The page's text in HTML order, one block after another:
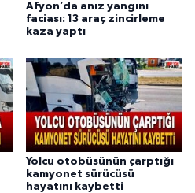
Afyon’da anız yangını
faciası: 13 araç zincirleme
kaza yaptı
Yolcu otobüsünün çarptığı
kamyonet sürücüsü
hayatını kaybetti